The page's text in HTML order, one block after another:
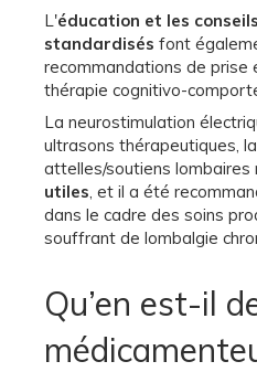
L'éducation et les
standardisés font
recommandations de prise
thérapie cognitivo-
La neurostimulation
ultrasons thérapeutiques,
attelles/soutiens lombaires
utiles , et il a été
dans le cadre des soins
souffrant de lombalgie
Qu’en est-il